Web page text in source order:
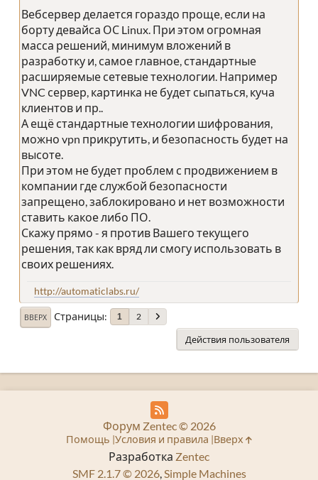
Вебсервер делается гораздо проще, если на
борту девайса ОС Linux. При этом огромная
масса решений, минимум вложений в
разработку и, самое главное, стандартные
расширяемые сетевые технологии. Например
VNC сервер, картинка не будет сыпаться, куча
клиентов и пр..
А ещё стандартные технологии шифрования,
можно vpn прикрутить, и безопасность будет на
высоте.
При этом не будет проблем с продвижением в
компании где службой безопасности
запрещено, заблокировано и нет возможности
ставить какое либо ПО.
Скажу прямо - я против Вашего текущего
решения, так как вряд ли смогу использовать в
своих решениях.
http://automaticlabs.ru/
ВВЕРХ Страницы 1 2
Действия пользователя
Разработка Zentec
SMF 2.1.7 © 2026,Simple Machines
Форум Zentec © 2026
Помощь Условия и правила Вверх